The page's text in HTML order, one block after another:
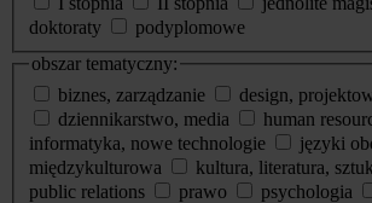
doktoraty
podyplomowe
obszar tematyczny:
biznes, zarządzanie
design,
dziennikarstwo, media
human
informatyka, nowe technologie
języki
międzykulturowa
kultura, literatura,
public relations
prawo psychologia